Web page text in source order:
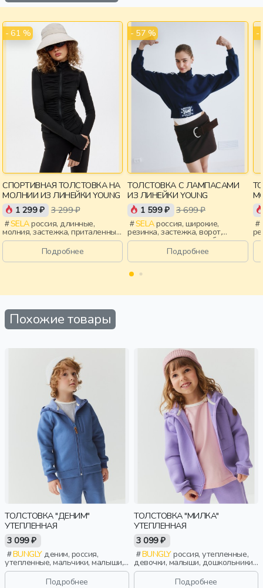
- 61 %
СПОРТИВНАЯ ТОЛСТОВКА НА
МОЛНИИ ИЗ ЛИНЕЙКИ YOUNG
1 299 ₽ 3 299 ₽
SELAроссия, длинные,
молния, застежка, приталенные,
ворот, воротник, воротник-
стойка, спорт, девочки,
старшеклассники, дети
Подробнее
- 57 %
ТОЛСТОВКА С ЛАМПАСАМИ
ИЗ ЛИНЕЙКИ YOUNG
1 599 ₽ 3 699 ₽
SELAроссия, широкие,
резинка, застежка, ворот,
лампасы, манжета, свободные,
вышивка, воротник, воротник-
стойка, девочки,
старшеклассники, дети
Подробнее
-
Похожие товары
ТОЛСТОВКА "ДЕНИМ"
УТЕПЛЕННАЯ
3 099 ₽
BUNGLYденим, россия,
утепленные, мальчики, малыши,
дошкольники, дети
Подробнее
ТОЛСТОВКА "МИЛКА"
УТЕПЛЕННАЯ
3 099 ₽
BUNGLYроссия, утепленные,
девочки, малыши, дошкольники,
дети
Подробнее